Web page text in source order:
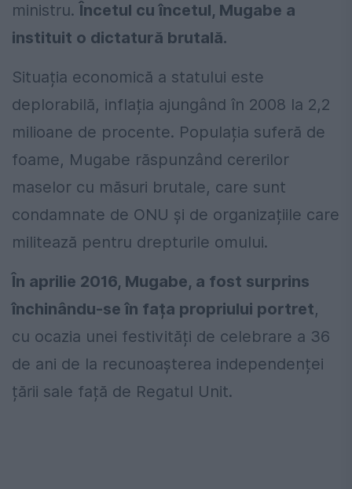
ministru. Încetul cu încetul, Mugabe a
instituit o dictatură brutală.
Situația economică a statului este
deplorabilă, inflația ajungând în 2008 la 2,2
milioane de procente. Populația suferă de
foame, Mugabe răspunzând cererilor
maselor cu măsuri brutale, care sunt
condamnate de ONU și de organizațiile care
militează pentru drepturile omului.
În aprilie 2016, Mugabe, a fost surprins
închinându-se în fața propriului portret,
cu ocazia unei festivități de celebrare a 36
de ani de la recunoașterea independenței
țării sale față de Regatul Unit.